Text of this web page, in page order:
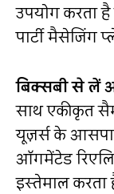
उपयोग करता है
पार्टी मैसेजिंग
बिक्सबी से लें
साथ एकीकृत
यूज़र्स के
ऑगमेंटेड
इस्‍तेमाल